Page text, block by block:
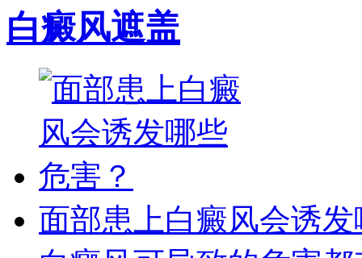
白癜风遮盖
面部患上白癜风会诱